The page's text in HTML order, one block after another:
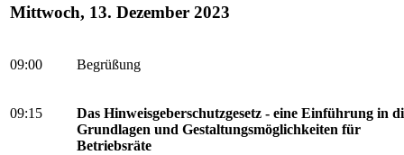
Mittwoch, 13. Dezember 2023
09:00 Begrüßung
09:15
Das Hinweisgeberschutzgesetz - eine Einführung in
Grundlagen und Gestaltungsmöglichkeiten für
Betriebsräte